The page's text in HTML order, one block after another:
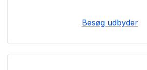
Besøg udbyder